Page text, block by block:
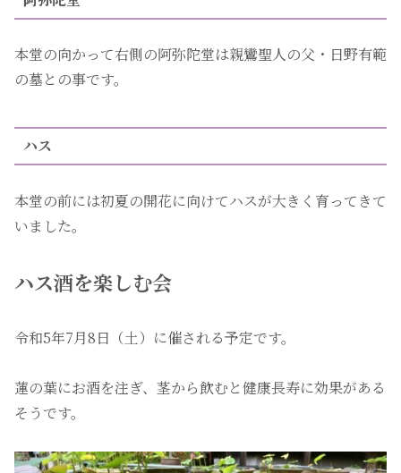
本堂の向かって右側の阿弥陀堂は親鸞聖人の父・日野有範
の墓との事です。
ハス
本堂の前には初夏の開花に向けてハスが大きく育ってきて
いました。
ハス酒を楽しむ会
令和5年7月8日（土）に催される予定です。
蓮の葉にお酒を注ぎ、茎から飲むと健康長寿に効果がある
そうです。